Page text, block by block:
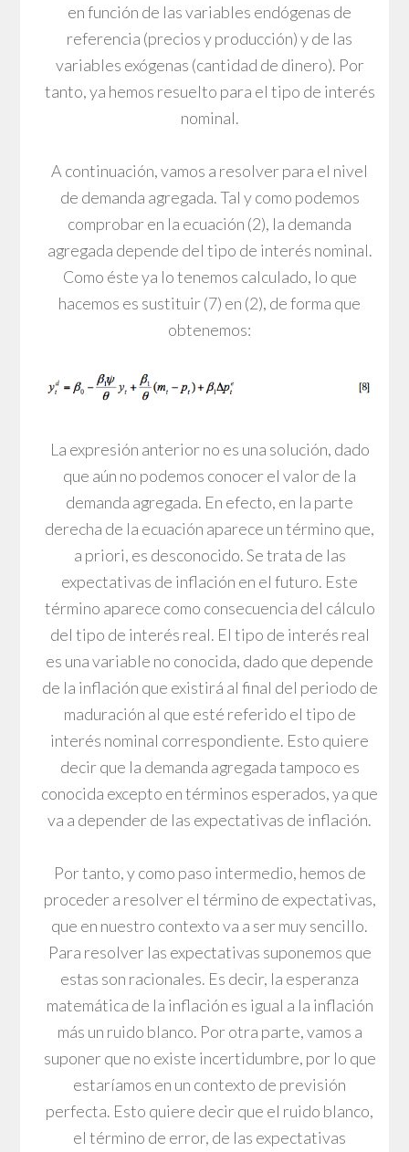
en función de las variables endógenas de
referencia (precios y producción) y de las
variables exógenas (cantidad de dinero). Por
tanto, ya hemos resuelto para el tipo de interés
nominal.
A continuación, vamos a resolver para el nivel
de demanda agregada. Tal y como podemos
comprobar en la ecuación (2), la demanda
agregada depende del tipo de interés nominal.
Como éste ya lo tenemos calculado, lo que
hacemos es sustituir (7) en (2), de forma que
obtenemos:
La expresión anterior no es una solución, dado
que aún no podemos conocer el valor de la
demanda agregada. En efecto, en la parte
derecha de la ecuación aparece un término que,
a priori, es desconocido. Se trata de las
expectativas de inflación en el futuro. Este
término aparece como consecuencia del cálculo
del tipo de interés real. El tipo de interés real
es una variable no conocida, dado que depende
de la inflación que existirá al final del periodo de
maduración al que esté referido el tipo de
interés nominal correspondiente. Esto quiere
decir que la demanda agregada tampoco es
conocida excepto en términos esperados, ya que
va a depender de las expectativas de inflación.
Por tanto, y como paso intermedio, hemos de
proceder a resolver el término de expectativas,
que en nuestro contexto va a ser muy sencillo.
Para resolver las expectativas suponemos que
estas son racionales. Es decir, la esperanza
matemática de la inflación es igual a la inflación
más un ruido blanco. Por otra parte, vamos a
suponer que no existe incertidumbre, por lo que
estaríamos en un contexto de previsión
perfecta. Esto quiere decir que el ruido blanco,
el término de error, de las expectativas